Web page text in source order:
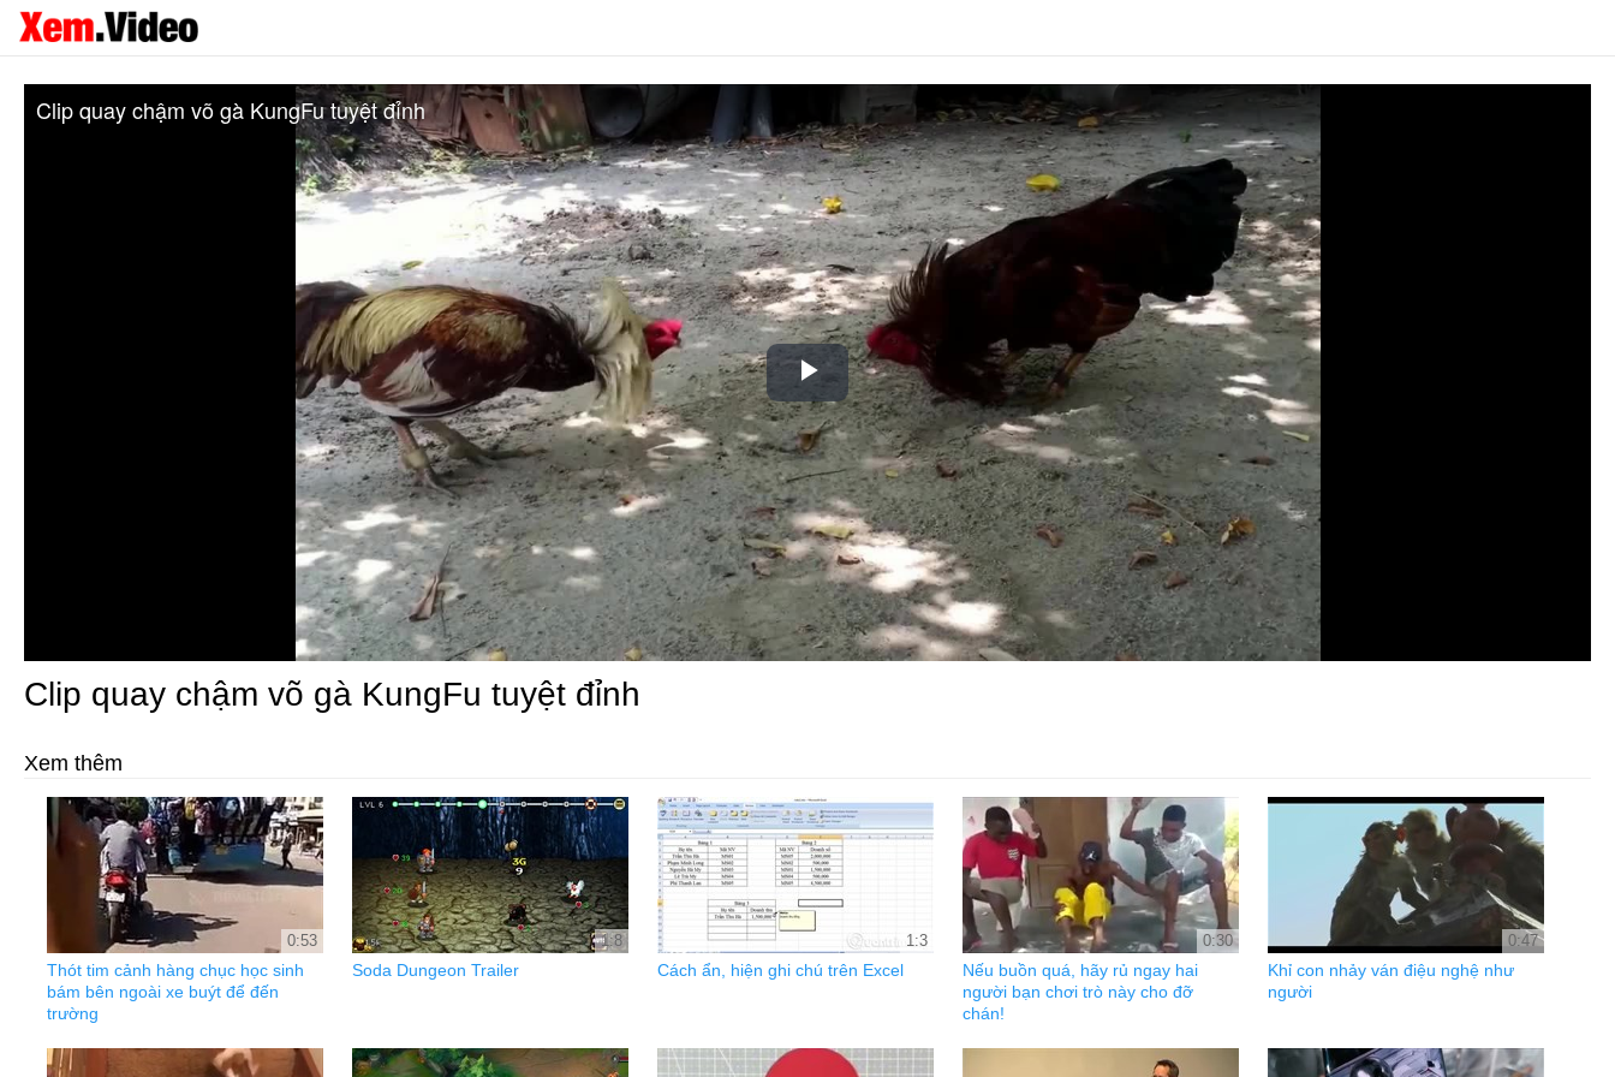
Play
Video
Clip quay chậm võ gà KungFu tuyệt đỉnh
Clip quay chậm võ gà KungFu tuyệt đỉnh
Xem thêm
0:53
Thót tim cảnh hàng chục học sinh
bám bên ngoài xe buýt để đến
trường
1:8
Soda Dungeon Trailer
1:3
Cách ẩn, hiện ghi chú trên Excel
0:30
Nếu buồn quá, hãy rủ ngay hai
người bạn chơi trò này cho đỡ
chán!
0:47
Khỉ con nhảy ván điệu nghệ như
người